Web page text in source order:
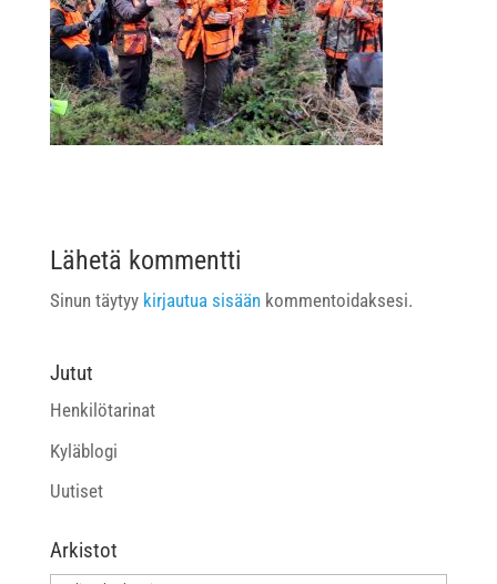
Lähetä kommentti
Sinun täytyy kirjautua sisäänkommentoidaksesi.
Jutut
Henkilötarinat
Kyläblogi
Uutiset
Arkistot